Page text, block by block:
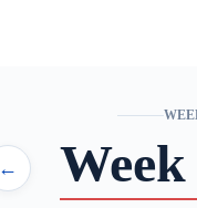
← Week